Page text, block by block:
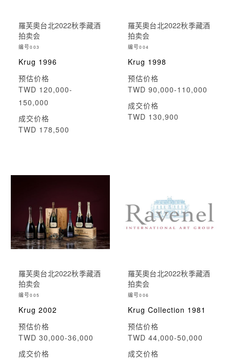
羅芙奧台北2022秋季藏酒
拍卖会
编号003
Krug 1996
预估价格
TWD 120,000-
150,000
成交价格
TWD 178,500
羅芙奧台北2022秋季藏酒
拍卖会
编号004
Krug 1998
预估价格
TWD 90,000-110,000
成交价格
TWD 130,900
羅芙奧台北2022秋季藏酒
拍卖会
编号005
Krug 2002
预估价格
TWD 30,000-36,000
成交价格
羅芙奧台北2022秋季藏酒
拍卖会
编号006
Krug Collection 1981
预估价格
TWD 44,000-50,000
成交价格